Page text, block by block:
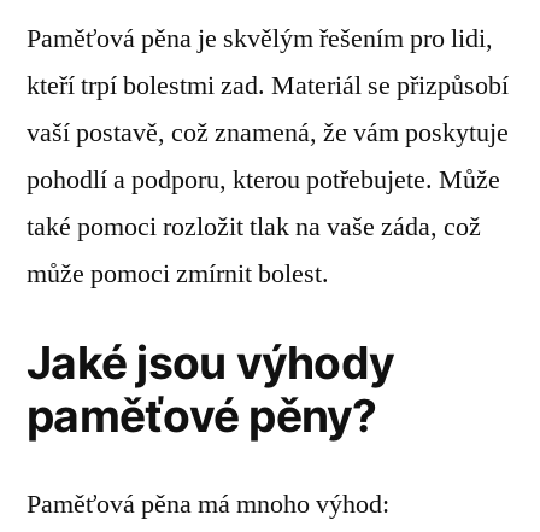
Paměťová pěna je skvělým řešením pro lidi,
kteří trpí bolestmi zad. Materiál se přizpůsobí
vaší postavě, což znamená, že vám poskytuje
pohodlí a podporu, kterou potřebujete. Může
také pomoci rozložit tlak na vaše záda, což
může pomoci zmírnit bolest.
Jaké jsou výhody
paměťové pěny?
Paměťová pěna má mnoho výhod: